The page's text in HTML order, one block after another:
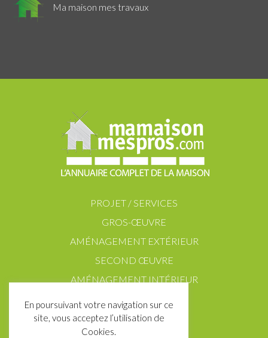
Ma maison mes travaux
PROJET / SERVICES
GROS-ŒUVRE
AMÉNAGEMENT EXTÉRIEUR
SECOND ŒUVRE
AMÉNAGEMENT INTÉRIEUR
En poursuivant votre navigation sur ce
site, vous acceptez l’utilisation de
Cookies.